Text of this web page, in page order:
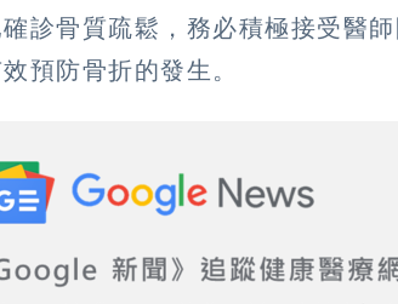
診骨質疏鬆，務必積極接受醫
預防骨折的發生。